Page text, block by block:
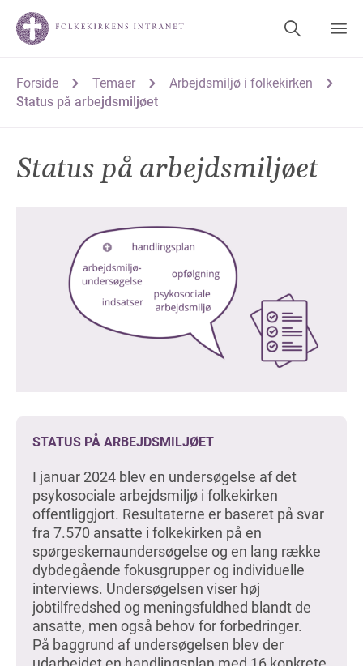
Forside Temaer
Arbejdsmiljø i folkekirken
Status på arbejdsmiljøet
Status på arbejdsmiljøet
STATUS PÅ ARBEJDSMILJØET
I januar 2024 blev en undersøgelse af det
psykosociale arbejdsmiljø i folkekirken
offentliggjort. Resultaterne er baseret på svar
fra 7.570 ansatte i folkekirken på en
spørgeskemaundersøgelse og en lang række
dybdegående fokusgrupper og individuelle
interviews. Undersøgelsen viser høj
jobtilfredshed og meningsfuldhed blandt de
ansatte, men også behov for forbedringer.
På baggrund af undersøgelsen blev der